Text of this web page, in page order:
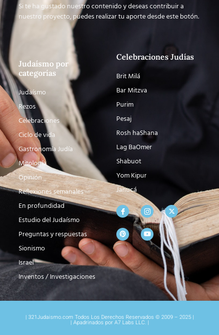
Si te ha gustado nuestro contenido y deseas contribuir a
nuestro proyecto, puedes realizar tu aporte desde este botón.
Judaísmo por
categorías
Judaísmo
Rezos
Celebraciones
Ciclo de vida
Gastronomía Judía
Mitología
Opinión
Reflexiones semanales
En profundidad
Estudio del Judaísmo
Preguntas y respuestas
Sionismo
Israel
Inventos / Investigaciones
Celebraciones Judías
Brit Milá
Bar Mitzva
Purim
Pesaj
Rosh haShana
Lag BaOmer
Shabuot
Yom Kipur
Janucá
| 321Judaismo.com Todos Los Derechos Reservados © 2009 – 2025 |
| Apadrinados por A7 Labs LLC. |